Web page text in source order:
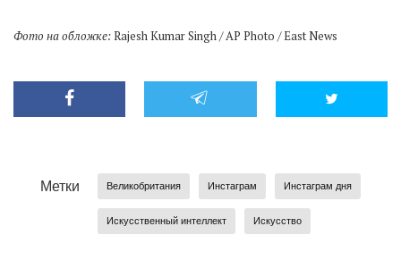
Фото на обложке:Rajesh Kumar Singh / AP Photo / East News
Метки Великобритания Инстаграм Инстаграм дня
Искусственный интеллект Искусство